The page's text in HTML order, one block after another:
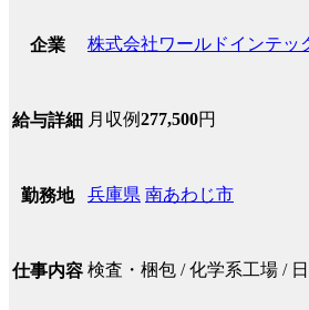
企業 株式会社ワールドインテッ
給与詳細 月収例277,500円
勤務地 兵庫県 南あわじ市
仕事内容 検査・梱包 / 化学系工場 /